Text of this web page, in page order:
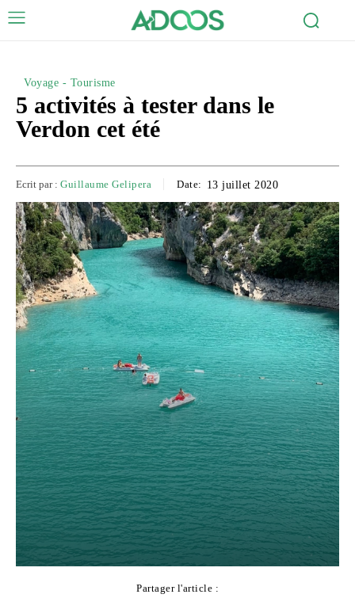
Voyage - Tourisme
5 activités à tester dans le
Verdon cet été
Ecrit par : Guillaume Gelipera Date: 13 juillet 2020
Partager l'article :